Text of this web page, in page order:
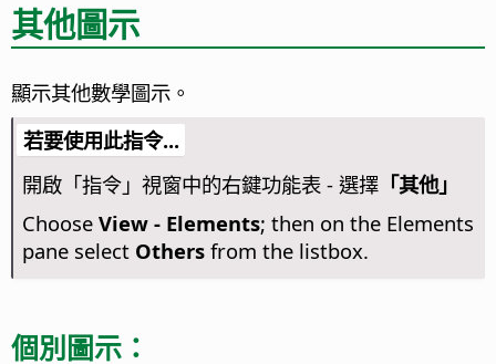
其他圖示
顯示其他數學圖示。
若要使用此指令...
開啟「指令」視窗中的右鍵功能表 - 選擇「其他」
Choose View - Elements; then on the Elements
pane select Othersfrom the listbox.
個別圖示：